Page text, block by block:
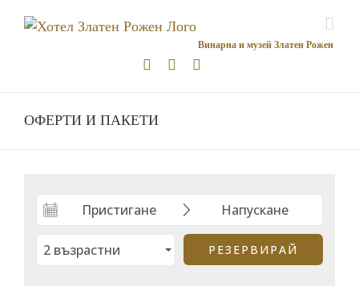
FacebookInstagram
ОФЕРТИ И ПАКЕТИ